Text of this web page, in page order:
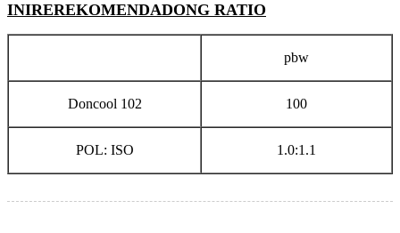
INIREREKOMENDADONG RATIO
pbw
Doncool 102 100
POL: ISO 1.0:1.1